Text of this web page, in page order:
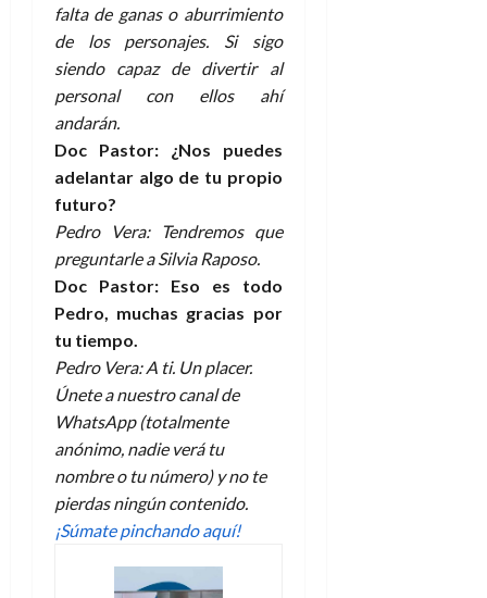
falta de ganas o aburrimiento
de los personajes. Si sigo
siendo capaz de divertir al
personal con ellos ahí
andarán.
Doc Pastor: ¿Nos puedes
adelantar algo de tu propio
futuro?
Pedro Vera: Tendremos que
preguntarle a Silvia Raposo.
Doc Pastor: Eso es todo
Pedro, muchas gracias por
tu tiempo.
Pedro Vera: A ti. Un placer.
Únete a nuestro canal de
WhatsApp (totalmente
anónimo, nadie verá tu
nombre o tu número) y no te
pierdas ningún contenido.
¡Súmate pinchando aquí!